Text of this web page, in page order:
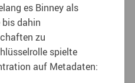
es Binney als
bis dahin
zu
spielte
auf Metadaten: